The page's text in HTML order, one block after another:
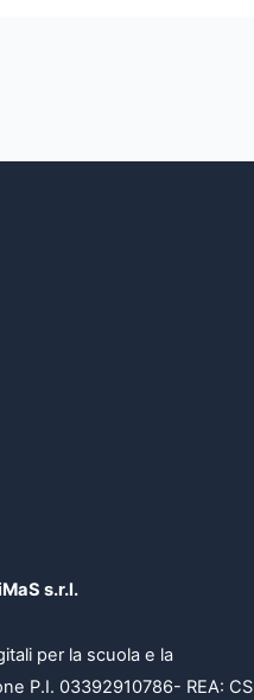
s.r.l.
per la scuola e la
P.I. 03392910786- REA: